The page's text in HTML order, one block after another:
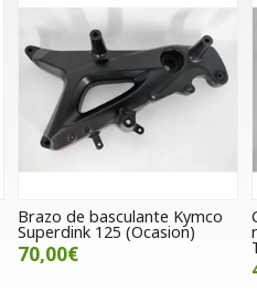
Conducto / latiguillo de
radiador de aceite Honda
TRX 350 (Ocasion)
45,00€